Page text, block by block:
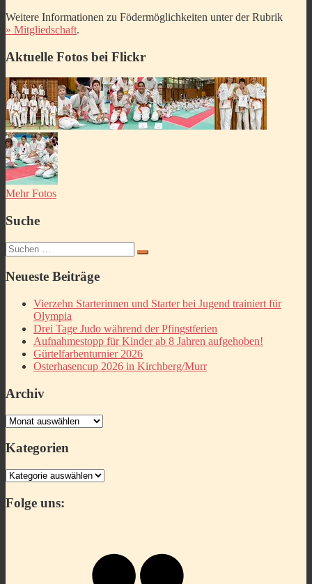
Weitere Informationen zu Födermöglichkeiten unter der Rubrik
» Mitgliedschaft.
Aktuelle Fotos bei Flickr
Mehr Fotos
Suche
Suchen
nach:
Neueste Beiträge
Vierzehn Starterinnen und Starter bei Jugend trainiert für
Olympia
Drei Tage Judo während der Pfingstferien
Aufnahmestopp für Kinder ab 8 Jahren aufgehoben!
Gürtelfarbenturnier 2026
Osterhasencup 2026 in Kirchberg/Murr
Archiv
Archiv
Kategorien
Kategorien
Folge uns: